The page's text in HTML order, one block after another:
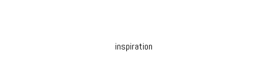
inspiration